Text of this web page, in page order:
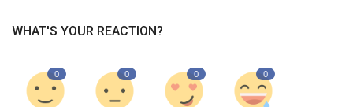
WHAT'S YOUR REACTION?
0 0 0 0